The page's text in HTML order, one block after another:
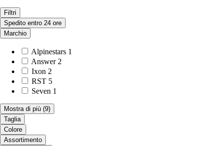
Filtri
Spedito entro 24 ore
Marchio
Alpinestars 1
Answer 2
Ixon 2
RST 5
Seven 1
Mostra di più (9)
Taglia
Colore
Assortimento